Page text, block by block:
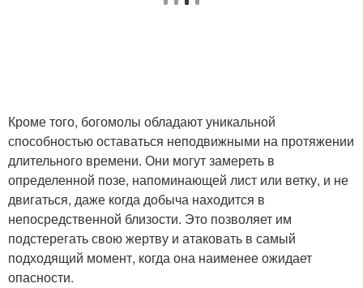
Кроме того, богомолы обладают уникальной
способностью оставаться неподвижными на протяжении
длительного времени. Они могут замереть в
определенной позе, напоминающей лист или ветку, и не
двигаться, даже когда добыча находится в
непосредственной близости. Это позволяет им
подстерегать свою жертву и атаковать в самый
подходящий момент, когда она наименее ожидает
опасности.